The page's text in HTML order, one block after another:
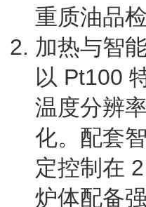
重质油品
加热与智
以 Pt100
温度分辨
化。配套
定控制在
炉体配备